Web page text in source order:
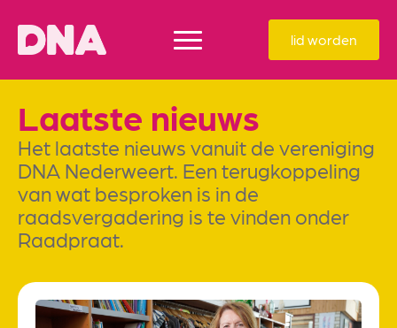
lid worden
Laatste nieuws
Het laatste nieuws vanuit de vereniging
DNA Nederweert. Een terugkoppeling
van wat besproken is in de
raadsvergadering is te vinden onder
Raadpraat.